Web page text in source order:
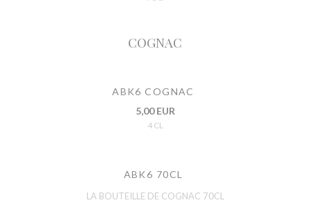
COGNAC
ABK6 COGNAC
5,00 EUR
4 CL
ABK6 70CL
LA BOUTEILLE DE COGNAC 70CL